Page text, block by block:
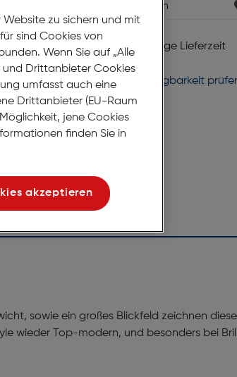
Jetzt Termin vereinbaren
Lagernd | 6 bis 8 Werktage Lieferzeit
Nach Hause liefern
Selbstabholung in
Verfügbarkeit
sowie ein großes Blickfeld zeichnen
wieder Top-modern, und besonders bei
zu sichern und mit
sind Cookies von
Wenn Sie auf „Alle
und Drittanbieter Cookies
umfasst auch eine
Drittanbieter (EU-Raum
jene Cookies
finden Sie in
akzeptieren